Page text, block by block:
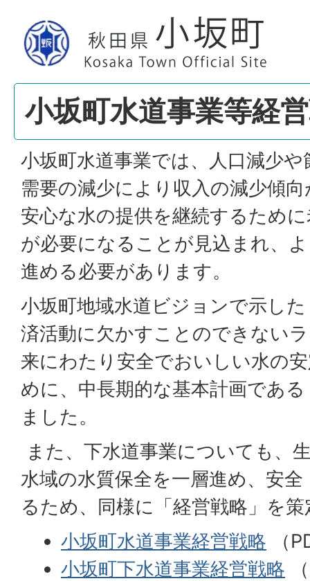
小坂町水道事業等経
小坂町水道事業では、人口減少
需要の減少により収入の減少傾
安心な水の提供を継続するため
が必要になることが見込まれ、
進める必要があります。
小坂町地域水道ビジョンで示し
済活動に欠かすことのできない
来にわたり安全でおいしい水の
めに、中長期的な基本計画であ
ました。
また、下水道事業についても、
水域の水質保全を一層進め、安
るため、同様に「経営戦略」を
小坂町水道事業経営戦略 （
小坂町下水道事業経営戦略